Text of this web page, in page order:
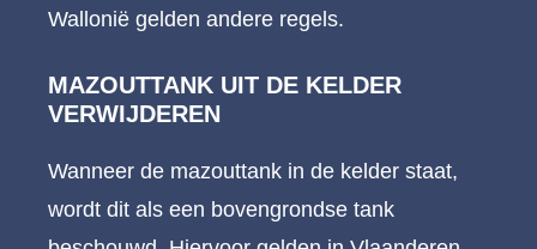
Wallonië gelden andere regels.
MAZOUTTANK UIT DE KELDER
VERWIJDEREN
Wanneer de mazouttank in de kelder staat,
wordt dit als een bovengrondse tank